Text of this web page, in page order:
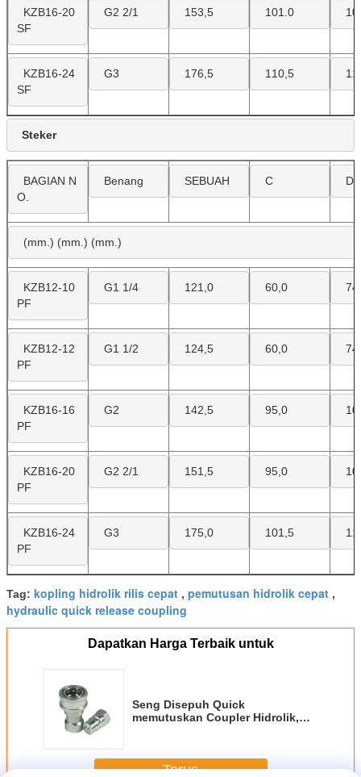
KZB16-20
SF
G2 2/1 153,5 101.0
KZB16-24
SF
G3 176,5 110,5
Steker
BAGIAN N
O.
Benang SEBUAH C D
(mm.) (mm.) (mm.)
KZB12-10
PF
G1 1/4 121,0 60,0
KZB12-12
PF
G1 1/2 124,5 60,0
KZB16-16
PF
G2 142,5 95,0
KZB16-20
PF
G2 2/1 151,5 95,0
KZB16-24
PF
G3 175,0 101,5
Tag: kopling hidrolik rilis cepat , pemutusan hidrolik cepat ,
hydraulic quick release coupling
Dapatkan Harga Terbaik untuk
Seng Disepuh Quick
memutuskan Coupler Hidrolik,
Terus